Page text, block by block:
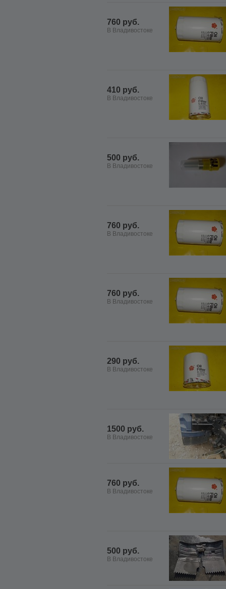
760 руб.
В Владивостоке
410 руб.
В Владивостоке
500 руб.
В Владивостоке
760 руб.
В Владивостоке
760 руб.
В Владивостоке
290 руб.
В Владивостоке
1500 руб.
В Владивостоке
760 руб.
В Владивостоке
500 руб.
В Владивостоке